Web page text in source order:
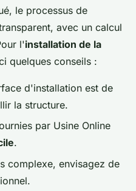
le processus de
avec un calcul
l'installation de la
quelques conseils :
d'installation est de
la structure.
par Usine Online
.
complexe, envisagez de